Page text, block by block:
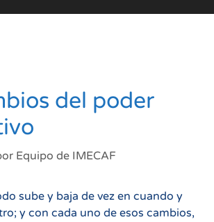
del poder
Equipo de IMECAF
sube y baja de vez en cuando y
y con cada uno de esos cambios,